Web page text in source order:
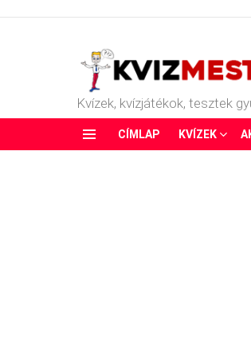
Kvízek, kvízjátékok, tesztek
CÍMLAP KVÍZEK